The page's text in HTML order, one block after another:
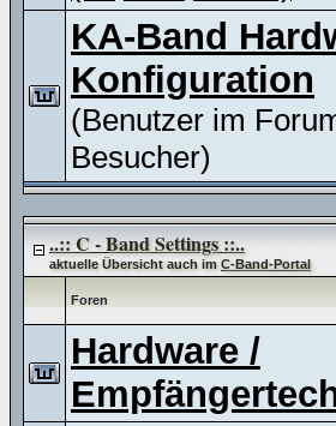
KA-Band
Konfiguration
(Benutzer im
Besucher)
..:: C - Band Settings ::..
aktuelle Übersicht auch imC-Band-Portal
Foren
Hardware /